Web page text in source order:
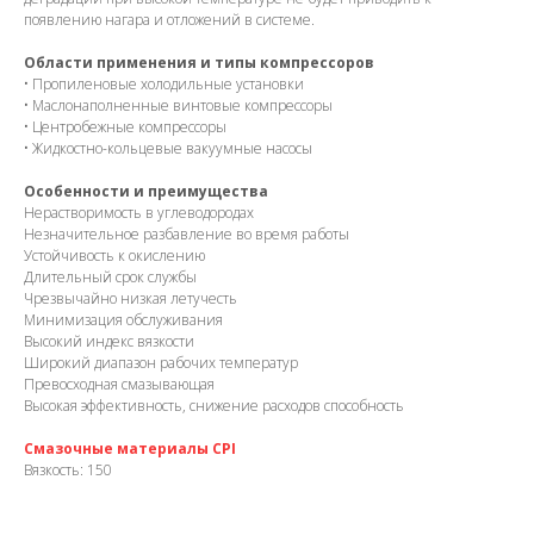
появлению нагара и отложений в системе.
Области применения и типы компрессоров
• Пропиленовые холодильные установки
• Маслонаполненные винтовые компрессоры
• Центробежные компрессоры
• Жидкостно-кольцевые вакуумные насосы
Особенности и преимущества
Нерастворимость в углеводородах
Незначительное разбавление во время работы
Устойчивость к окислению
Длительный срок службы
Чрезвычайно низкая летучесть
Минимизация обслуживания
Высокий индекс вязкости
Широкий диапазон рабочих температур
Превосходная смазывающая
Высокая эффективность, снижение расходов способность
Смазочные материалы CPI
Вязкость: 150